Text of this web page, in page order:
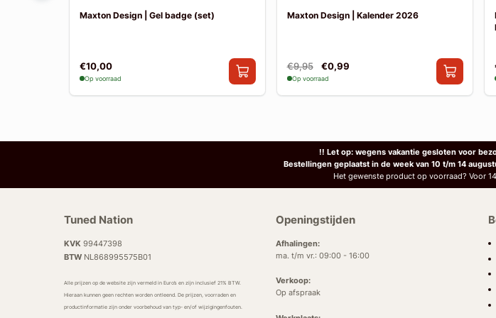
Maxton Design | Gel badge (set)
€10,00
Op voorraad
Maxton Design | Kalender 2026
€9,95 €0,99
Op voorraad
!! Let op: wegens vakantie gesloten voor
Bestellingen geplaatst in de week van 10 t/m 14
Het gewenste product op voorraad? Voor
Tuned Nation
KVK 99447398
BTWNL868995575B01
Alle prijzen op de website zijn vermeld in Euro’s en zijn inclusief 21% BTW.
Hieraan kunnen geen rechten worden ontleend. De prijzen, voorraden en
productinformatie zijn onder voorbehoud van typ- en/of wijzigingenfouten.
Openingstijden
Afhalingen:
ma. t/m vr.: 09:00 - 16:00
Verkoop:
Op afspraak